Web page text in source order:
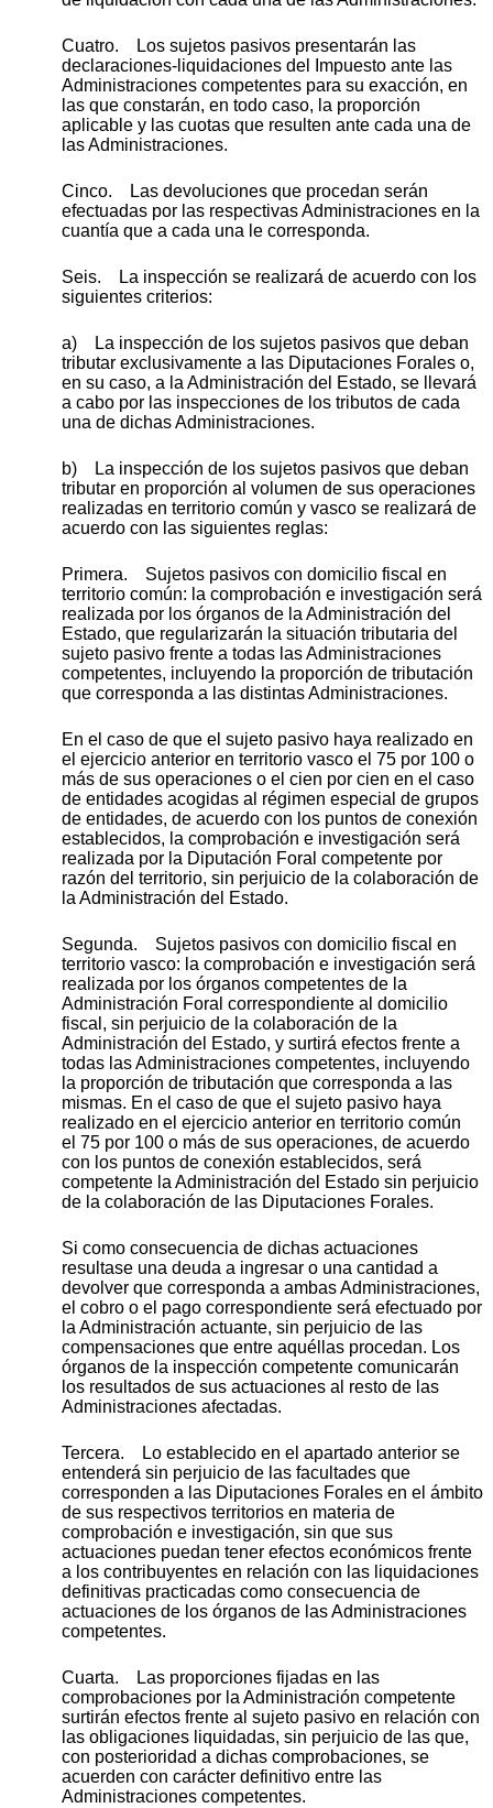
Cuatro. Los sujetos pasivos presentarán las
declaraciones-liquidaciones del Impuesto ante las
Administraciones competentes para su exacción, en
las que constarán, en todo caso, la proporción
aplicable y las cuotas que resulten ante cada una de
las Administraciones.
Cinco. Las devoluciones que procedan serán
efectuadas por las respectivas Administraciones en la
cuantía que a cada una le corresponda.
Seis. La inspección se realizará de acuerdo con los
siguientes criterios:
a) La inspección de los sujetos pasivos que deban
tributar exclusivamente a las Diputaciones Forales o,
en su caso, a la Administración del Estado, se llevará
a cabo por las inspecciones de los tributos de cada
una de dichas Administraciones.
b) La inspección de los sujetos pasivos que deban
tributar en proporción al volumen de sus operaciones
realizadas en territorio común y vasco se realizará de
acuerdo con las siguientes reglas:
Primera. Sujetos pasivos con domicilio fiscal en
territorio común: la comprobación e investigación será
realizada por los órganos de la Administración del
Estado, que regularizarán la situación tributaria del
sujeto pasivo frente a todas las Administraciones
competentes, incluyendo la proporción de tributación
que corresponda a las distintas Administraciones.
En el caso de que el sujeto pasivo haya realizado en
el ejercicio anterior en territorio vasco el 75 por 100 o
más de sus operaciones o el cien por cien en el caso
de entidades acogidas al régimen especial de grupos
de entidades, de acuerdo con los puntos de conexión
establecidos, la comprobación e investigación será
realizada por la Diputación Foral competente por
razón del territorio, sin perjuicio de la colaboración de
la Administración del Estado.
Segunda. Sujetos pasivos con domicilio fiscal en
territorio vasco: la comprobación e investigación será
realizada por los órganos competentes de la
Administración Foral correspondiente al domicilio
fiscal, sin perjuicio de la colaboración de la
Administración del Estado, y surtirá efectos frente a
todas las Administraciones competentes, incluyendo
la proporción de tributación que corresponda a las
mismas. En el caso de que el sujeto pasivo haya
realizado en el ejercicio anterior en territorio común
el 75 por 100 o más de sus operaciones, de acuerdo
con los puntos de conexión establecidos, será
competente la Administración del Estado sin perjuicio
de la colaboración de las Diputaciones Forales.
Si como consecuencia de dichas actuaciones
resultase una deuda a ingresar o una cantidad a
devolver que corresponda a ambas Administraciones,
el cobro o el pago correspondiente será efectuado por
la Administración actuante, sin perjuicio de las
compensaciones que entre aquéllas procedan. Los
órganos de la inspección competente comunicarán
los resultados de sus actuaciones al resto de las
Administraciones afectadas.
Tercera. Lo establecido en el apartado anterior se
entenderá sin perjuicio de las facultades que
corresponden a las Diputaciones Forales en el ámbito
de sus respectivos territorios en materia de
comprobación e investigación, sin que sus
actuaciones puedan tener efectos económicos frente
a los contribuyentes en relación con las liquidaciones
definitivas practicadas como consecuencia de
actuaciones de los órganos de las Administraciones
competentes.
Cuarta. Las proporciones fijadas en las
comprobaciones por la Administración competente
surtirán efectos frente al sujeto pasivo en relación con
las obligaciones liquidadas, sin perjuicio de las que,
con posterioridad a dichas comprobaciones, se
acuerden con carácter definitivo entre las
Administraciones competentes.